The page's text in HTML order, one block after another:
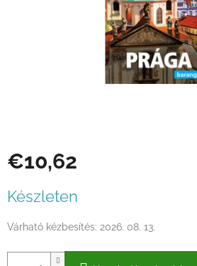
€10,62
Készleten
Várható kézbesítés: 2026. 08. 13.